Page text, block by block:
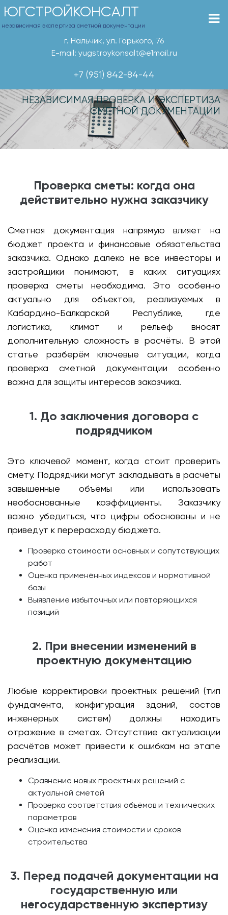
ЮГСТРОЙКОНСАЛТ
независимая экспертиза сметной документации
г. Нальчик, ул. Горького, 76
E-mail: yugstroykonsalt@e1mail.ru
+7 (951) 842-84-44
НЕЗАВИСИМАЯ ПРОВЕРКА И ЭКСПЕРТИЗА
СМЕТНОЙ ДОКУМЕНТАЦИИ
Проверка сметы: когда она
действительно нужна заказчику
Сметная документация напрямую влияет на
бюджет проекта и финансовые обязательства
заказчика. Однако далеко не все инвесторы и
застройщики понимают, в каких ситуациях
проверка сметы необходима. Это особенно
актуально для объектов, реализуемых в
Кабардино-Балкарской Республике, где
логистика, климат и рельеф вносят
дополнительную сложность в расчёты. В этой
статье разберём ключевые ситуации, когда
проверка сметной документации особенно
важна для защиты интересов заказчика.
1. До заключения договора с
подрядчиком
Это ключевой момент, когда стоит проверить
смету. Подрядчики могут закладывать в расчёты
завышенные объёмы или использовать
необоснованные коэффициенты. Заказчику
важно убедиться, что цифры обоснованы и не
приведут к перерасходу бюджета.
Проверка стоимости основных и сопутствующих
работ
Оценка применённых индексов и нормативной
базы
Выявление избыточных или повторяющихся
позиций
2. При внесении изменений в
проектную документацию
Любые корректировки проектных решений (тип
фундамента, конфигурация зданий, состав
инженерных систем) должны находить
отражение в сметах. Отсутствие актуализации
расчётов может привести к ошибкам на этапе
реализации.
Сравнение новых проектных решений с
актуальной сметой
Проверка соответствия объёмов и технических
параметров
Оценка изменения стоимости и сроков
строительства
3. Перед подачей документации на
государственную или
негосударственную экспертизу